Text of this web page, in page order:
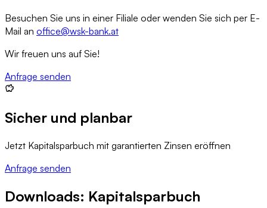
Besuchen Sie uns in einer Filiale oder wenden Sie sich per E-
Mail an office@wsk-bank.at
Wir freuen uns auf Sie!
Anfrage senden
Sicher und planbar
Jetzt Kapitalsparbuch mit garantierten Zinsen eröffnen
Anfrage senden
Downloads: Kapitalsparbuch